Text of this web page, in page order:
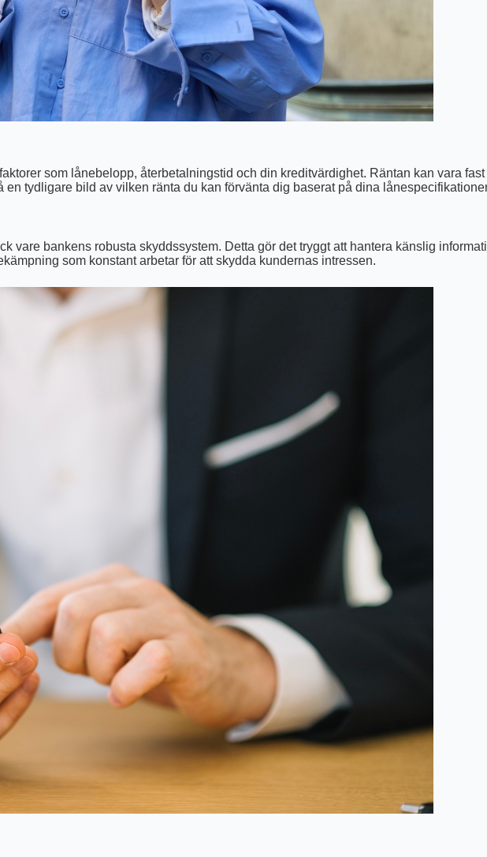
som lånebelopp, återbetalningstid och din kreditvärdighet. Räntan kan vara
en tydligare bild av vilken ränta du kan förvänta dig baserat på dina
vare bankens robusta skyddssystem. Detta gör det tryggt att hantera känslig
som konstant arbetar för att skydda kundernas intressen.